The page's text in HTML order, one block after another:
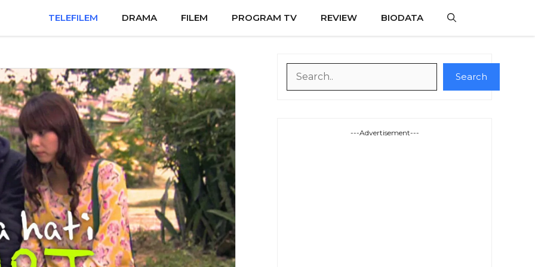
TELEFILEM DRAMA FILEM PROGRAM TV REVIEW BIODATA
Search
---Advertisement---